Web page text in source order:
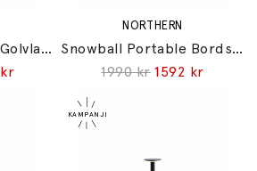
Snowball Portable Golvlampa Grey Beige
NORTHERN
Snowball Portable Bordslampa Brushed Brass
1990 kr 1592 kr